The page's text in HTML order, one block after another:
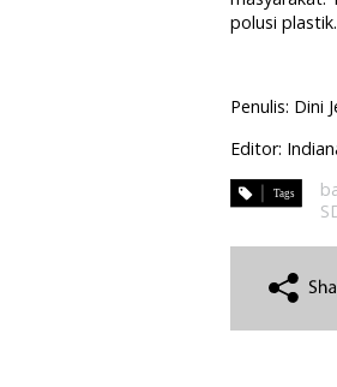
polusi plastik.
Penulis: Dini
Editor: